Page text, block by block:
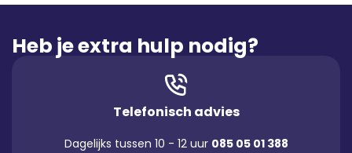
Heb je extra hulp nodig?
Telefonisch advies
Dagelijks tussen 10 - 12 uur 085 05 01 388